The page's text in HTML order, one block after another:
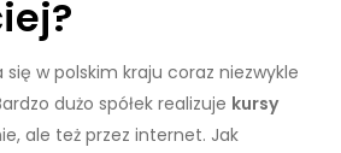
w polskim kraju coraz niezwykle
dużo spółek realizuje kursy
ale też przez internet. Jak